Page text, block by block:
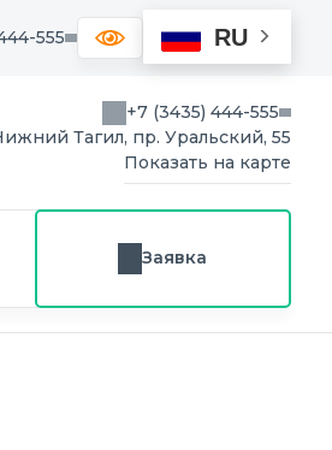
555 RU
+7 (3435) 444-555
Тагил, пр. Уральский, 55
Показать на карте
Заявка